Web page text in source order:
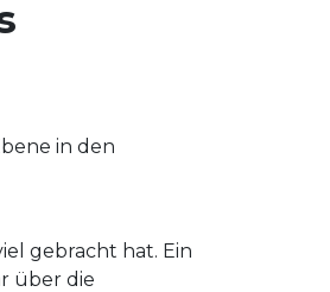
in den
gebracht hat. Ein
über die